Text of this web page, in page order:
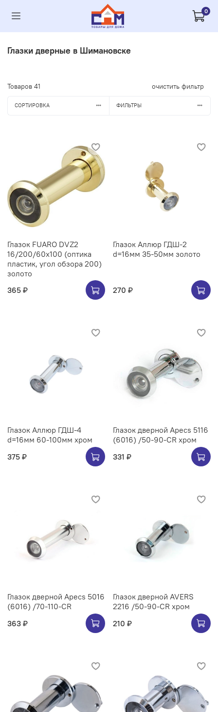
0
Глазки дверные в Шимановске
Товаров 41 очистить фильтр
СОРТИРОВКА ФИЛЬТРЫ
Глазок FUARO DVZ2
16/200/60x100 (оптика
пластик, угол обзора 200)
золото
365 ₽
Глазок Аллюр ГДШ-2
d=16мм 35-50мм золото
270 ₽
Глазок Аллюр ГДШ-4
d=16мм 60-100мм хром
375 ₽
Глазок дверной Apecs 5116
(6016) /50-90-CR хром
331 ₽
Глазок дверной Apecs 5016
(6016) /70-110-CR
363 ₽
Глазок дверной AVERS
2216 /50-90-CR хром
210 ₽